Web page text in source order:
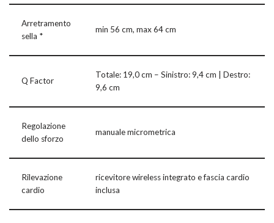
Arretramento
sella *
min 56 cm, max 64 cm
Q Factor
Totale: 19,0 cm – Sinistro: 9,4 cm | Destro:
9,6 cm
Regolazione
dello sforzo
manuale micrometrica
Rilevazione
cardio
ricevitore wireless integrato e fascia cardio
inclusa